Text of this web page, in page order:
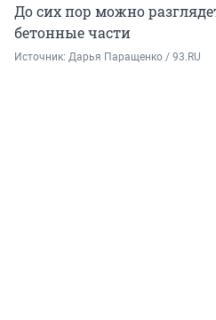
До сих пор можно
бетонные части
Источник: Дарья Паращенко / 93.RU